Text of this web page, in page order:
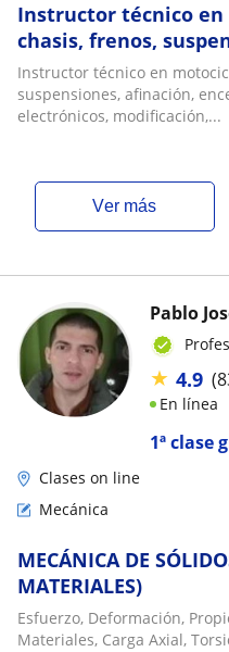
Instructor técnico
chasis, frenos,
encendidos
modificación, y
Instructor técnico en
suspensiones, afinación,
electrónicos, modificación,...
ver más
1ª clase
Pablo
★ 4.9
En línea
Clases on line
Mecánica
MECÁNICA DE
MATERIALES)
Esfuerzo, Deformación,
Materiales, Carga Axial,